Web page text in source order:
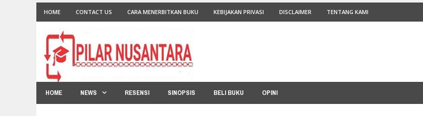
HOME CONTACT US CARA MENERBITKAN BUKU KEBIJAKAN PRIVASI DISCLAIMER TENTANG KAMI
HOME NEWS RESENSI SINOPSIS BELI BUKU OPINI